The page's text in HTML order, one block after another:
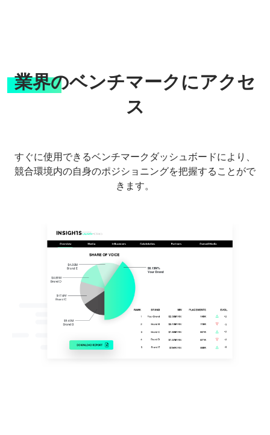
業界のベンチマークにアクセ
ス
すぐに使用できるベンチマークダッシュボードにより、
競合環境内の自身のポジショニングを把握することがで
きます。